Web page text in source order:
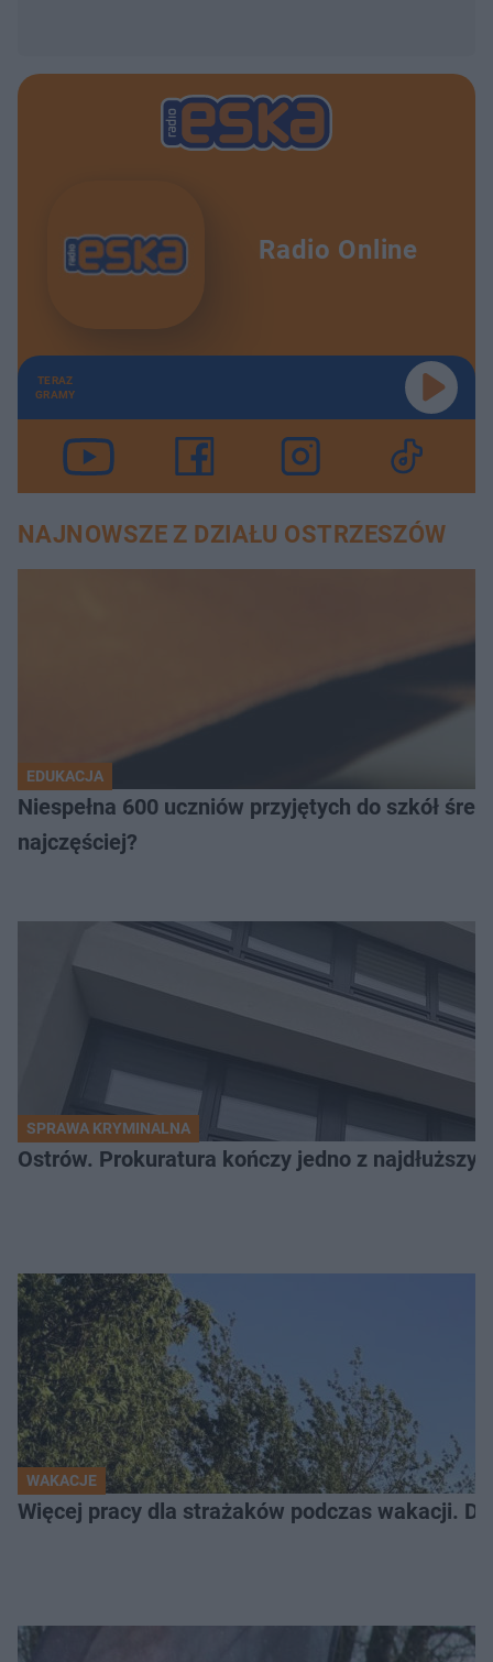
Radio Online
TERAZ
GRAMY
NAJNOWSZE Z DZIAŁU OSTRZESZÓW
EDUKACJA
Niespełna 600 uczniów przyjętych do szkół
najczęściej?
SPRAWA KRYMINALNA
Ostrów. Prokuratura kończy jedno z
WAKACJE
Więcej pracy dla strażaków podczas wakacji.